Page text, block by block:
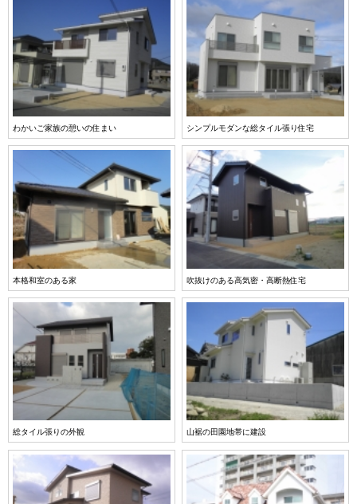
わかいご家族の憩いの住まい シンプルモダンな総タイル張り住宅
本格和室のある家 吹抜けのある高気密・高断熱住宅
総タイル張りの外観 山裾の田園地帯に建設